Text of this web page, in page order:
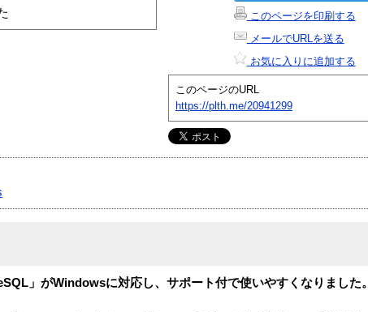
このページを印刷する
メールでURLを送る
お気に入りに追加する
このページのURL
https://plth.me/20941299
」がWindowsに対応し、サポート付で使いやすくなりました。